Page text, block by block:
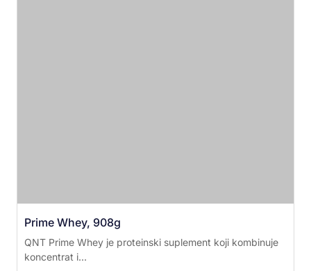
Prime Whey, 908g
QNT Prime Whey je proteinski suplement koji kombinuje
koncentrat i...